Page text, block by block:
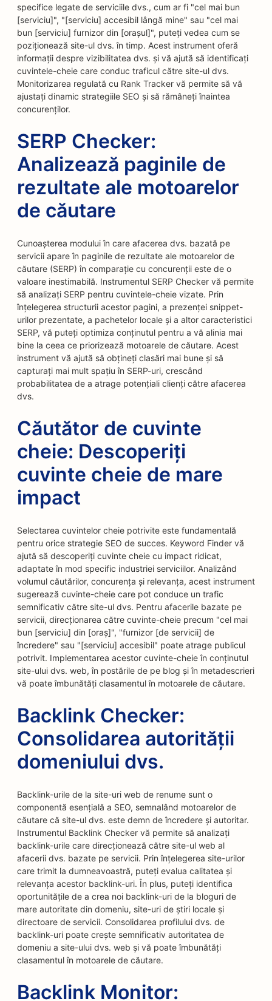
specifice legate de serviciile dvs., cum ar fi "cel mai bun
[serviciu]", "[serviciu] accesibil lângă mine" sau "cel mai
bun [serviciu] furnizor din [orașul]", puteți vedea cum se
poziționează site-ul dvs. în timp. Acest instrument oferă
informații despre vizibilitatea dvs. și vă ajută să identificați
cuvintele-cheie care conduc traficul către site-ul dvs.
Monitorizarea regulată cu Rank Tracker vă permite să vă
ajustați dinamic strategiile SEO și să rămâneți înaintea
concurenților.
SERP Checker:
Analizează paginile de
rezultate ale motoarelor
de căutare
Cunoașterea modului în care afacerea dvs. bazată pe
servicii apare în paginile de rezultate ale motoarelor de
căutare (SERP) în comparație cu concurenții este de o
valoare inestimabilă. Instrumentul SERP Checker vă permite
să analizați SERP pentru cuvintele-cheie vizate. Prin
înțelegerea structurii acestor pagini, a prezenței snippet-
urilor prezentate, a pachetelor locale și a altor caracteristici
SERP, vă puteți optimiza conținutul pentru a vă alinia mai
bine la ceea ce priorizează motoarele de căutare. Acest
instrument vă ajută să obțineți clasări mai bune și să
capturați mai mult spațiu în SERP-uri, crescând
probabilitatea de a atrage potențiali clienți către afacerea
dvs.
Căutător de cuvinte
cheie: Descoperiți
cuvinte cheie de mare
impact
Selectarea cuvintelor cheie potrivite este fundamentală
pentru orice strategie SEO de succes. Keyword Finder vă
ajută să descoperiți cuvinte cheie cu impact ridicat,
adaptate în mod specific industriei serviciilor. Analizând
volumul căutărilor, concurența și relevanța, acest instrument
sugerează cuvinte-cheie care pot conduce un trafic
semnificativ către site-ul dvs. Pentru afacerile bazate pe
servicii, direcționarea către cuvinte-cheie precum "cel mai
bun [serviciu] din [oraș]", "furnizor [de servicii] de
încredere" sau "[serviciu] accesibil" poate atrage publicul
potrivit. Implementarea acestor cuvinte-cheie în conținutul
site-ului dvs. web, în postările de pe blog și în metadescrieri
vă poate îmbunătăți clasamentul în motoarele de căutare.
Backlink Checker:
Consolidarea autorității
domeniului dvs.
Backlink-urile de la site-uri web de renume sunt o
componentă esențială a SEO, semnalând motoarelor de
căutare că site-ul dvs. este demn de încredere și autoritar.
Instrumentul Backlink Checker vă permite să analizați
backlink-urile care direcționează către site-ul web al
afacerii dvs. bazate pe servicii. Prin înțelegerea site-urilor
care trimit la dumneavoastră, puteți evalua calitatea și
relevanța acestor backlink-uri. În plus, puteți identifica
oportunitățile de a crea noi backlink-uri de la bloguri de
mare autoritate din domeniu, site-uri de știri locale și
directoare de servicii. Consolidarea profilului dvs. de
backlink-uri poate crește semnificativ autoritatea de
domeniu a site-ului dvs. web și vă poate îmbunătăți
clasamentul în motoarele de căutare.
Backlink Monitor: